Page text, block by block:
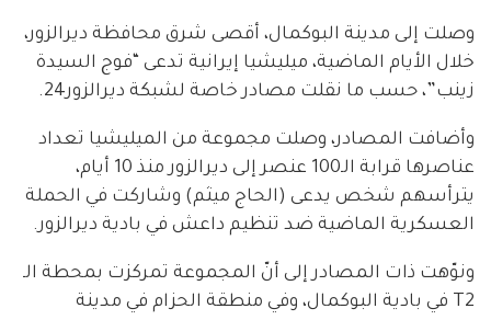
وصلت إلى مدينة البوكمال، أقصى شرق محافظة ديرالزور،
خلال الأيام الماضية، ميليشيا إيرانية تدعى “فوج السيدة
زينب”، حسب ما نقلت مصادر خاصة لشبكة ديرالزور24.
وأضافت المصادر، وصلت مجموعة من الميليشيا تعداد
عناصرها قرابة الـ100 عنصر إلى ديرالزور منذ 10 أيام،
يترأسهم شخص يدعى (الحاج ميثم) وشاركت في الحملة
العسكرية الماضية ضد تنظيم داعش في بادية ديرالزور.
ونوّهت ذات المصادر إلى أنّ المجموعة تمركزت بمحطة الـ
T2 في بادية البوكمال، وفي منطقة الحزام في مدينة